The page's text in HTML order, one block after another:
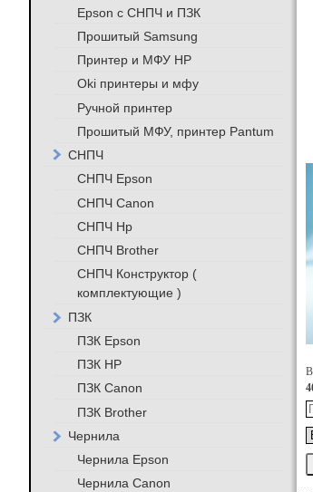
Epson с СНПЧ и ПЗК
Прошитый Samsung
Принтер и МФУ HP
Oki принтеры и мфу
Ручной принтер
Прошитый МФУ, принтер Pantum
СНПЧ
СНПЧ Epson
СНПЧ Canon
СНПЧ Hp
СНПЧ Brother
СНПЧ Конструктор (
комплектующие )
ПЗК
ПЗК Epson
ПЗК HP
ПЗК Canon
ПЗК Brother
Чернила
Чернила Epson
Чернила Canon